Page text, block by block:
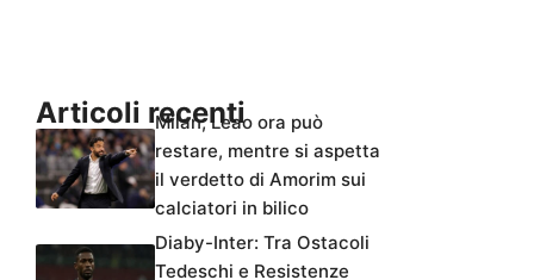
Articoli recenti
Milan, Leao ora può
restare, mentre si aspetta
il verdetto di Amorim sui
calciatori in bilico
Diaby-Inter: Tra Ostacoli
Tedeschi e Resistenze